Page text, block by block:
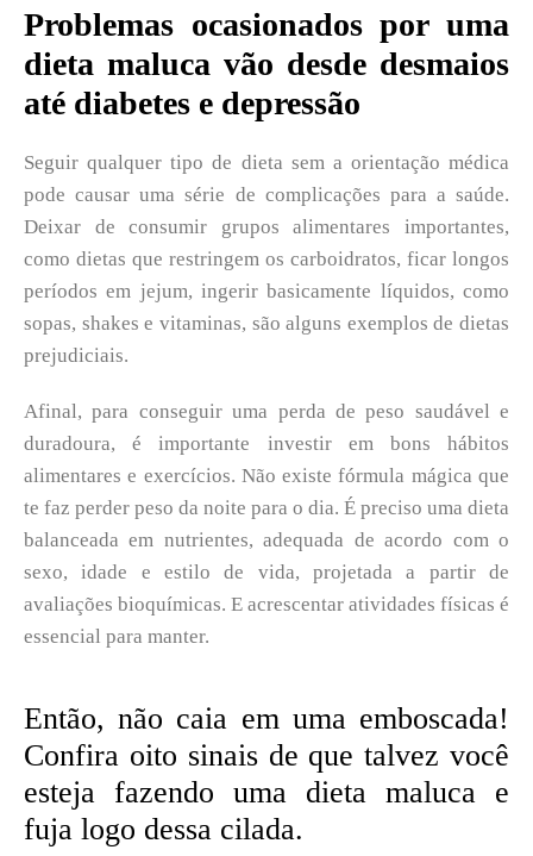
Problemas ocasionados por uma
dieta maluca vão desde desmaios
até diabetes e depressão
Seguir qualquer tipo de dieta sem a orientação médica
pode causar uma série de complicações para a saúde.
Deixar de consumir grupos alimentares importantes,
como dietas que restringem os carboidratos, ficar longos
períodos em jejum, ingerir basicamente líquidos, como
sopas, shakes e vitaminas, são alguns exemplos de dietas
prejudiciais.
Afinal, para conseguir uma perda de peso saudável e
duradoura, é importante investir em bons hábitos
alimentares e exercícios. Não existe fórmula mágica que
te faz perder peso da noite para o dia. É preciso uma dieta
balanceada em nutrientes, adequada de acordo com o
sexo, idade e estilo de vida, projetada a partir de
avaliações bioquímicas. E acrescentar atividades físicas é
essencial para manter.
Então, não caia em uma emboscada!
Confira oito sinais de que talvez você
esteja fazendo uma dieta maluca e
fuja logo dessa cilada.